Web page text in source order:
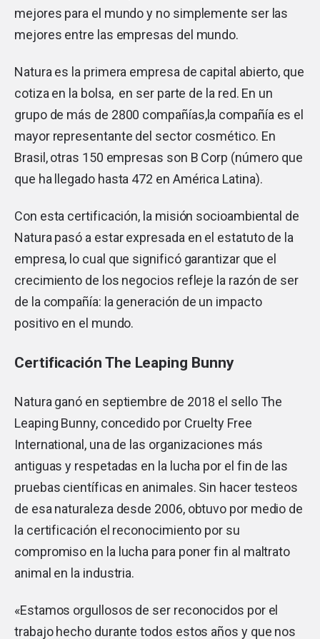
mejores para el mundo y no simplemente ser las
mejores entre las empresas del mundo.
Natura es la primera empresa de capital abierto, que
cotiza en la bolsa, en ser parte de la red. En un
grupo de más de 2800 compañías,la compañía es el
mayor representante del sector cosmético. En
Brasil, otras 150 empresas son B Corp (número que
que ha llegado hasta 472 en América Latina).
Con esta certificación, la misión socioambiental de
Natura pasó a estar expresada en el estatuto de la
empresa, lo cual que significó garantizar que el
crecimiento de los negocios refleje la razón de ser
de la compañía: la generación de un impacto
positivo en el mundo.
Certificación The Leaping Bunny
Natura ganó en septiembre de 2018 el sello The
Leaping Bunny, concedido por Cruelty Free
International, una de las organizaciones más
antiguas y respetadas en la lucha por el fin de las
pruebas científicas en animales. Sin hacer testeos
de esa naturaleza desde 2006, obtuvo por medio de
la certificación el reconocimiento por su
compromiso en la lucha para poner fin al maltrato
animal en la industria.
«Estamos orgullosos de ser reconocidos por el
trabajo hecho durante todos estos años y que nos